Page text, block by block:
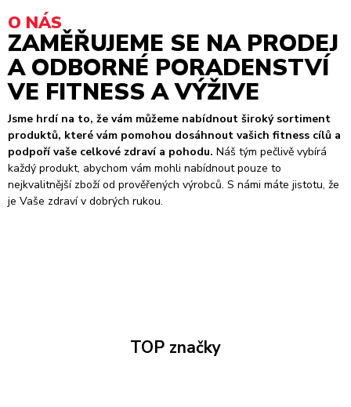
O NÁS
ZAMĚŘUJEME SE NA PRODEJ
A ODBORNÉ PORADENSTVÍ
VE FITNESS A VÝŽIVE
Jsme hrdí na to, že vám můžeme nabídnout široký sortiment
produktů, které vám pomohou dosáhnout vašich fitness cílů a
podpoří vaše celkové zdraví a pohodu. Náš tým pečlivě vybírá
každý produkt, abychom vám mohli nabídnout pouze to
nejkvalitnější zboží od prověřených výrobců. S námi máte jistotu, že
je Vaše zdraví v dobrých rukou.
TOP značky